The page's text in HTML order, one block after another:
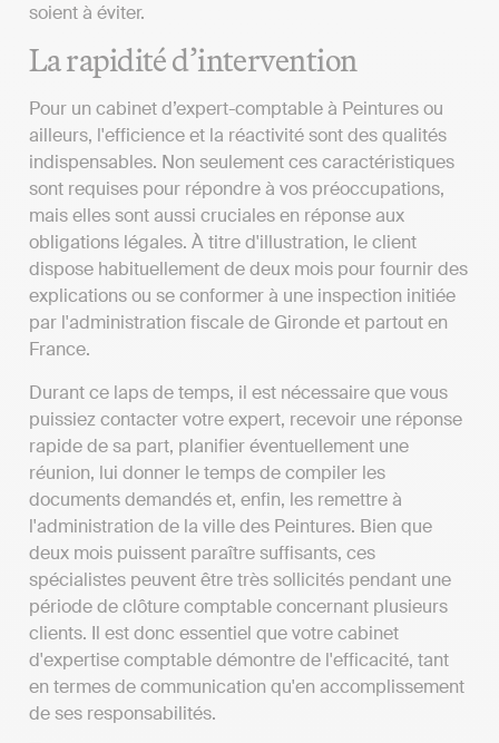
soient à éviter.
La rapidité d’intervention
Pour un cabinet d’expert-comptable à Peintures ou
ailleurs, l'efficience et la réactivité sont des qualités
indispensables. Non seulement ces caractéristiques
sont requises pour répondre à vos préoccupations,
mais elles sont aussi cruciales en réponse aux
obligations légales. À titre d'illustration, le client
dispose habituellement de deux mois pour fournir des
explications ou se conformer à une inspection initiée
par l'administration fiscale de Gironde et partout en
France.
Durant ce laps de temps, il est nécessaire que vous
puissiez contacter votre expert, recevoir une réponse
rapide de sa part, planifier éventuellement une
réunion, lui donner le temps de compiler les
documents demandés et, enfin, les remettre à
l'administration de la ville des Peintures. Bien que
deux mois puissent paraître suffisants, ces
spécialistes peuvent être très sollicités pendant une
période de clôture comptable concernant plusieurs
clients. Il est donc essentiel que votre cabinet
d'expertise comptable démontre de l'efficacité, tant
en termes de communication qu'en accomplissement
de ses responsabilités.